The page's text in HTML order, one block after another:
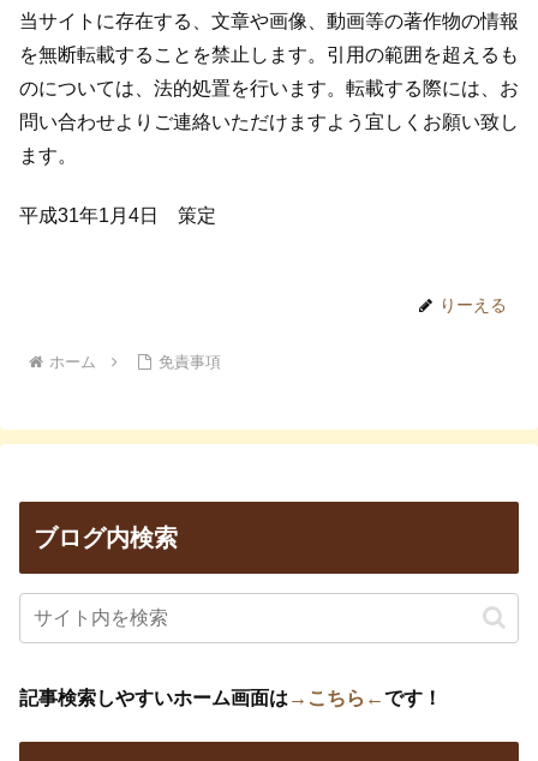
当サイトに存在する、文章や画像、動画等の著作物の情報
を無断転載することを禁止します。引用の範囲を超えるも
のについては、法的処置を行います。転載する際には、お
問い合わせよりご連絡いただけますよう宜しくお願い致し
ます。
平成31年1月4日 策定
りーえる
ホーム 免責事項
ブログ内検索
記事検索しやすいホーム画面は →こちら←です！